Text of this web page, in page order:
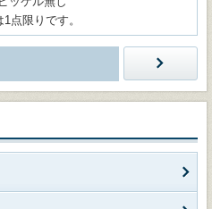
点限りです。